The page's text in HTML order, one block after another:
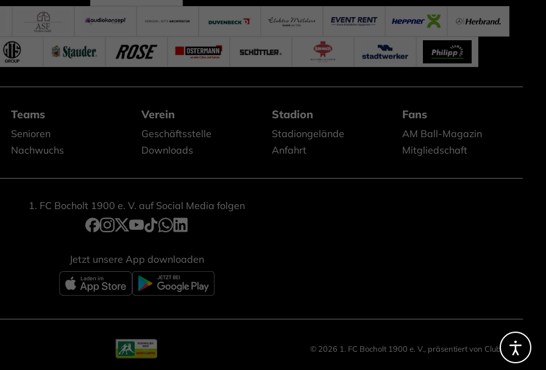
Teams
Senioren
Nachwuchs
Verein
Geschäftsstelle
Downloads
Stadion
Stadiongelände
Anfahrt
Fans
AM Ball-Magazin
Mitgliedschaft
1. FC Bocholt 1900 e. V. auf Social Media folgen
Jetzt unsere App downloaden
© 2026 1. FC Bocholt 1900 e. V., präsentiert von ClubShare